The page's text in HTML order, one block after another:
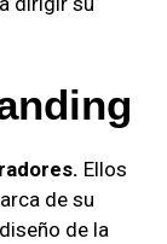
Ellos
de su
de la